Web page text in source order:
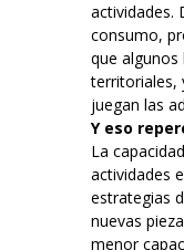
actividades.
consumo,
que
territoriales,
juegan las
Y eso
La
actividades
estrategias
nuevas
menor